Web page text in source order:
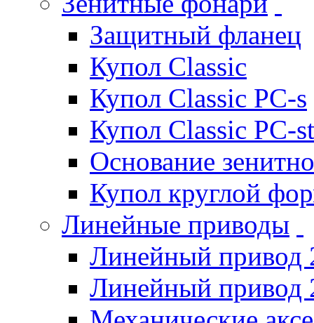
Защитный фланец
Купол Classic
Купол Classic PC-s
Купол Classic PC-st
Основание
Купол круглой
Линейные приводы
Линейный привод
Линейный привод